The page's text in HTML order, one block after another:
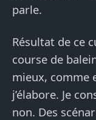
parle.
Résultat de ce
course de
mieux, comme
j’élabore. Je
non. Des